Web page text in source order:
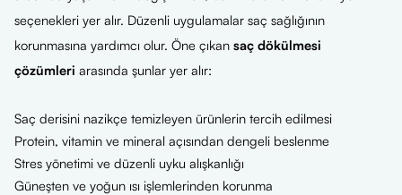
seçenekleri yer alır. Düzenli uygulamalar saç sağlığının
korunmasına yardımcı olur. Öne çıkan saç dökülmesi
çözümleri arasında şunlar yer alır:
Saç derisini nazikçe temizleyen ürünlerin tercih edilmesi
Protein, vitamin ve mineral açısından dengeli beslenme
Stres yönetimi ve düzenli uyku alışkanlığı
Güneşten ve yoğun ısı işlemlerinden korunma